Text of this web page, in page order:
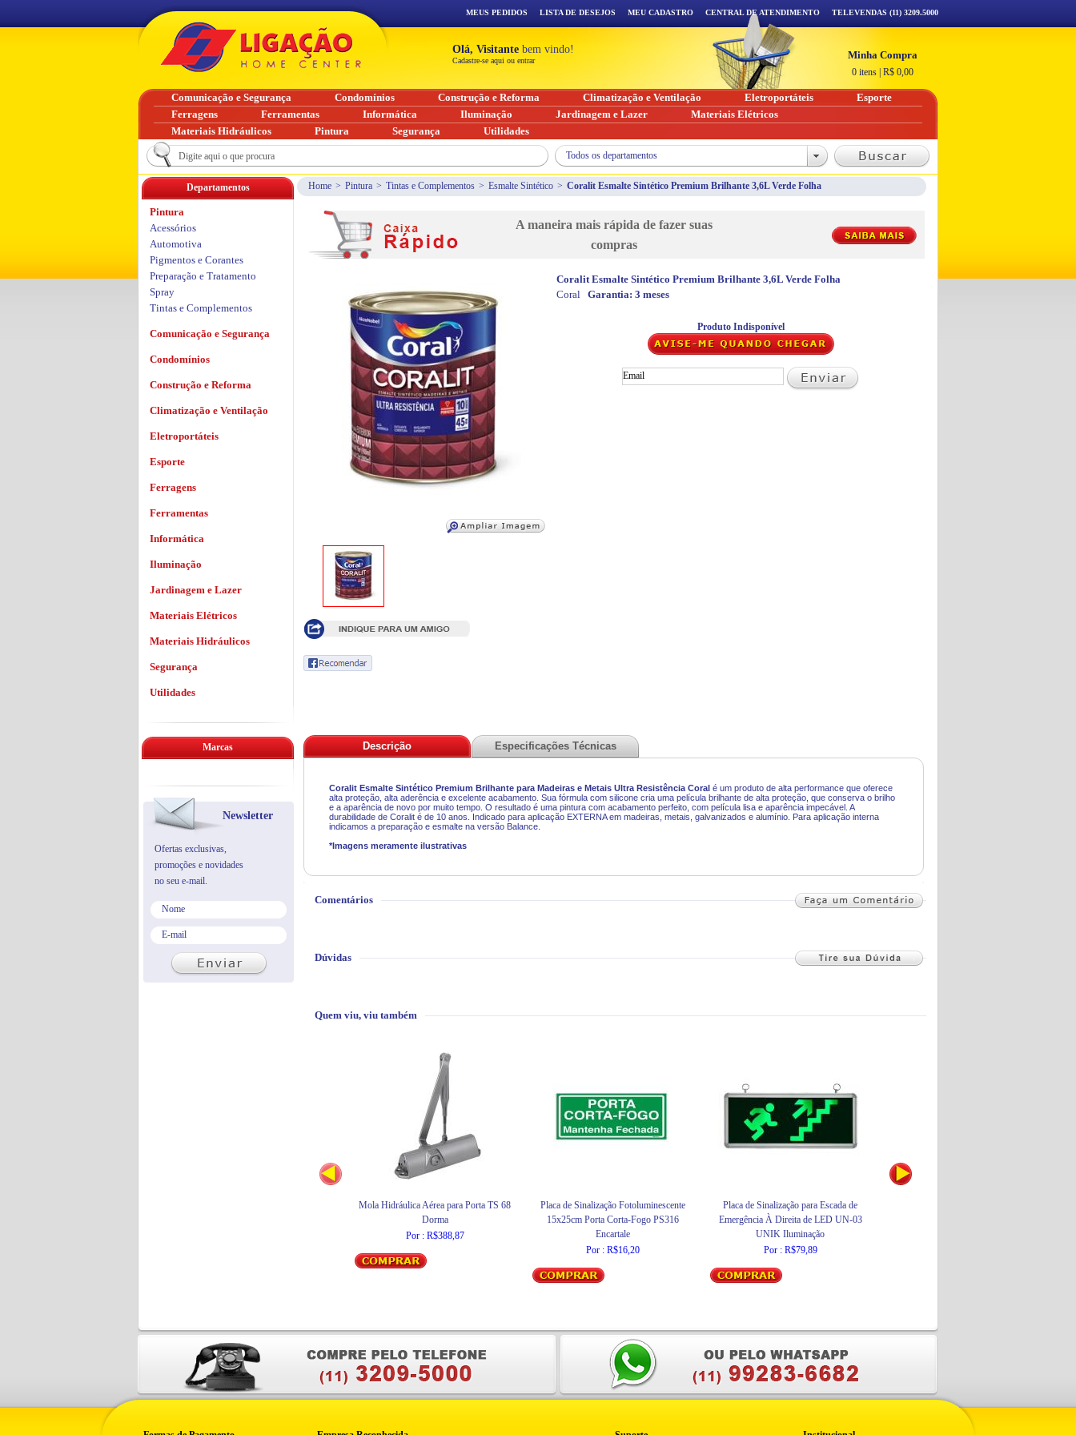
Home > Pintura > Tintas e Complementos > Esmalte Sintético > Coralit Esmalte Sintético Premium Brilhante 3,6L Verde Folha
A maneira mais rápida de fazer suas
compras
Coralit Esmalte Sintético Premium Brilhante 3,6L Verde Folha
Coral Garantia: 3 meses
Produto Indisponível
Descrição Especificações Técnicas
Coralit Esmalte Sintético Premium Brilhante para Madeiras e Metais Ultra Resistência Coral é um produto de alta performance que oferece
alta proteção, alta aderência e excelente acabamento. Sua fórmula com silicone cria uma película brilhante de alta proteção, que conserva o brilho
e a aparência de novo por muito tempo. O resultado é uma pintura com acabamento perfeito, com película lisa e aparência impecável. A
durabilidade de Coralit é de 10 anos. Indicado para aplicação EXTERNA em madeiras, metais, galvanizados e alumínio. Para aplicação interna
indicamos a preparação e esmalte na versão Balance.
*Imagens meramente ilustrativas
Comentários
Dúvidas
Quem viu, viu também
Mola Hidráulica Aérea para Porta TS 68
Dorma
Por : R$388,87
Placa de Sinalização Fotoluminescente
15x25cm Porta Corta-Fogo PS316
Encartale
Por : R$16,20
Placa de Sinalização para Escada de
Emergência À Direita de LED UN-03
UNIK Iluminação
Por : R$79,89
Departamentos
Pintura
Acessórios
Automotiva
Pigmentos e Corantes
Preparação e Tratamento
Spray
Tintas e Complementos
Comunicação e Segurança
Condomínios
Construção e Reforma
Climatização e Ventilação
Eletroportáteis
Esporte
Ferragens
Ferramentas
Informática
Iluminação
Jardinagem e Lazer
Materiais Elétricos
Materiais Hidráulicos
Segurança
Utilidades
Marcas
Newsletter
Ofertas exclusivas,
promoções e novidades
no seu e-mail.
MEUS PEDIDOS LISTA DE DESEJOS MEU CADASTRO CENTRAL DE ATENDIMENTO TELEVENDAS (11) 3209.5000
Olá, Visitante bem vindo!
Cadastre-se aqui ou entrar Minha Compra
0 itens R$ 0,00
Comunicação e Segurança Condomínios Construção e Reforma Climatização e Ventilação Eletroportáteis
Esporte
Ferragens
Ferramentas Informática Iluminação Jardinagem e Lazer
Materiais Elétricos
Materiais Hidráulicos
Pintura Segurança Utilidades
Todos os departamentos